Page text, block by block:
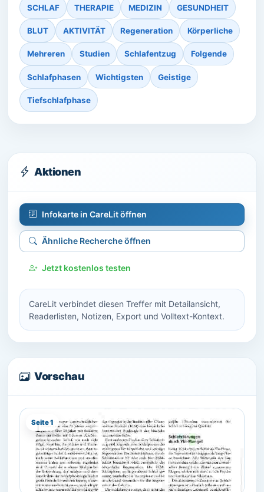
SCHLAF THERAPIE MEDIZIN GESUNDHEIT
BLUT AKTIVITÄT Regeneration Körperliche
Mehreren Studien Schlafentzug Folgende
Schlafphasen Wichtigsten Geistige
Tiefschlafphase
Aktionen
Infokarte in CareLit öffnen
Ähnliche Recherche öffnen
Jetzt kostenlos testen
CareLit verbindet diesen Treffer mit Detailansicht,
Readerlisten, Notizen, Export und Volltext-Kontext.
Vorschau
Seite 1